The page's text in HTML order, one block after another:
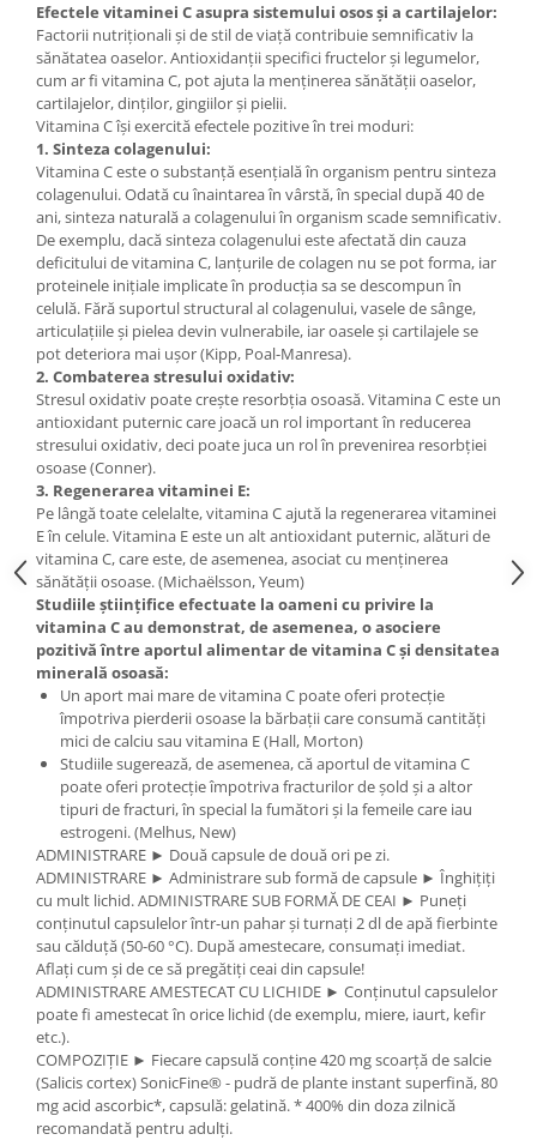
Efectele vitaminei C asupra sistemului osos și a cartilajelor:
Factorii nutriționali și de stil de viață contribuie semnificativ la
sănătatea oaselor. Antioxidanții specifici fructelor și legumelor,
cum ar fi vitamina C, pot ajuta la menținerea sănătății oaselor,
cartilajelor, dinților, gingiilor și pielii.
Vitamina C își exercită efectele pozitive în trei moduri:
1. Sinteza colagenului:
Vitamina C este o substanță esențială în organism pentru sinteza
colagenului. Odată cu înaintarea în vârstă, în special după 40 de
ani, sinteza naturală a colagenului în organism scade semnificativ.
De exemplu, dacă sinteza colagenului este afectată din cauza
deficitului de vitamina C, lanțurile de colagen nu se pot forma, iar
proteinele inițiale implicate în producția sa se descompun în
celulă. Fără suportul structural al colagenului, vasele de sânge,
articulațiile și pielea devin vulnerabile, iar oasele și cartilajele se
pot deteriora mai ușor (Kipp, Poal-Manresa).
2. Combaterea stresului oxidativ:
Stresul oxidativ poate crește resorbția osoasă. Vitamina C este un
antioxidant puternic care joacă un rol important în reducerea
stresului oxidativ, deci poate juca un rol în prevenirea resorbției
osoase (Conner).
3. Regenerarea vitaminei E:
Pe lângă toate celelalte, vitamina C ajută la regenerarea vitaminei
E în celule. Vitamina E este un alt antioxidant puternic, alături de
vitamina C, care este, de asemenea, asociat cu menținerea
sănătății osoase. (Michaëlsson, Yeum)
Studiile științifice efectuate la oameni cu privire la
vitamina C au demonstrat, de asemenea, o asociere
pozitivă între aportul alimentar de vitamina C și densitatea
minerală osoasă:
Un aport mai mare de vitamina C poate oferi protecție
împotriva pierderii osoase la bărbații care consumă cantități
mici de calciu sau vitamina E (Hall, Morton)
Studiile sugerează, de asemenea, că aportul de vitamina C
poate oferi protecție împotriva fracturilor de șold și a altor
tipuri de fracturi, în special la fumători și la femeile care iau
estrogeni. (Melhus, New)
ADMINISTRARE ► Două capsule de două ori pe zi.
ADMINISTRARE ► Administrare sub formă de capsule ► Înghițiți
cu mult lichid. ADMINISTRARE SUB FORMĂ DE CEAI ► Puneți
conținutul capsulelor într-un pahar și turnați 2 dl de apă fierbinte
sau călduță (50-60 °C). După amestecare, consumați imediat.
Aflați cum și de ce să pregătiți ceai din capsule!
ADMINISTRARE AMESTECAT CU LICHIDE ► Conținutul capsulelor
poate fi amestecat în orice lichid (de exemplu, miere, iaurt, kefir
etc.).
COMPOZIȚIE ► Fiecare capsulă conține 420 mg scoarță de salcie
(Salicis cortex) SonicFine® - pudră de plante instant superfină, 80
mg acid ascorbic*, capsulă: gelatină. * 400% din doza zilnică
recomandată pentru adulți.